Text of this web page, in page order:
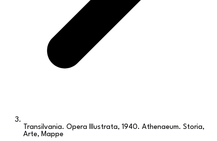
Transilvania. Opera Illustrata, 1940. Athenaeum. Storia,
Arte, Mappe